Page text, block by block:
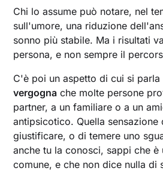
Chi lo assume può notare, nel
sull'umore, una riduzione
sonno più stabile. Ma i risultati
persona, e non sempre il
C'è poi un aspetto di cui si parla
vergogna che molte persone
partner, a un familiare o a un
antipsicotico. Quella sensazione
giustificare, o di temere uno
anche tu la conosci, sappi che è
comune, e che non dice nulla di